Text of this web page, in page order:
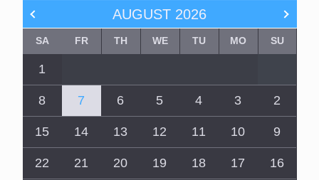
AUGUST 2026
SU
MO
TU
WE
TH
FR
SA
1
2
3
4
5
6
7
8
9
10
11
12
13
14
15
16
17
18
19
20
21
22